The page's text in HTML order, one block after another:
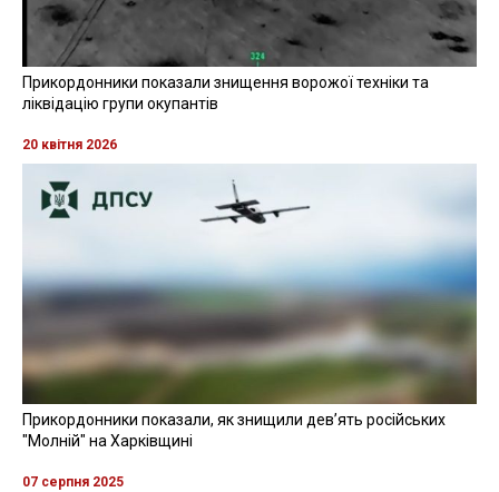
Прикордонники показали знищення ворожої техніки та
ліквідацію групи окупантів
20 квітня 2026
Прикордонники показали, як знищили девʼять російських
"Молній" на Харківщині
07 серпня 2025